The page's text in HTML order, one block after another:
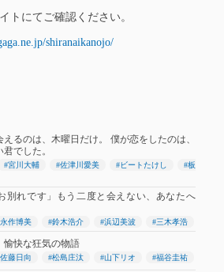
トにてご確認ください。
shiranaikanojo/
えるのは、木曜日だけ。 僕が恋をしたのは、
でした。
#宮川大輔 #佐津川愛美 #ビートたけし
#板
別れです」もう二度と会えない、あなたへ
作博美 #鈴木浩介 #浜辺美波 #三木孝浩
愉快な狂気の物語
藤日向 #松島庄汰 #山下リオ #福谷圭祐